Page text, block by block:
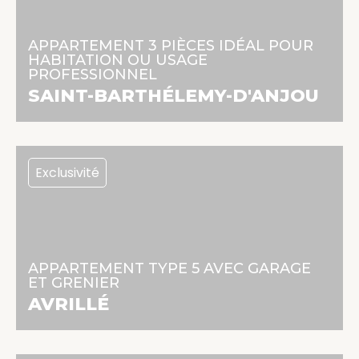
APPARTEMENT 3 PIÈCES IDÉAL POUR
HABITATION OU USAGE
PROFESSIONNEL
SAINT-BARTHÉLEMY-D'ANJOU
68 m² | 3 pièces | 2 chambres
En savoir +
Exclusivité
APPARTEMENT TYPE 5 AVEC GARAGE
ET GRENIER
AVRILLÉ